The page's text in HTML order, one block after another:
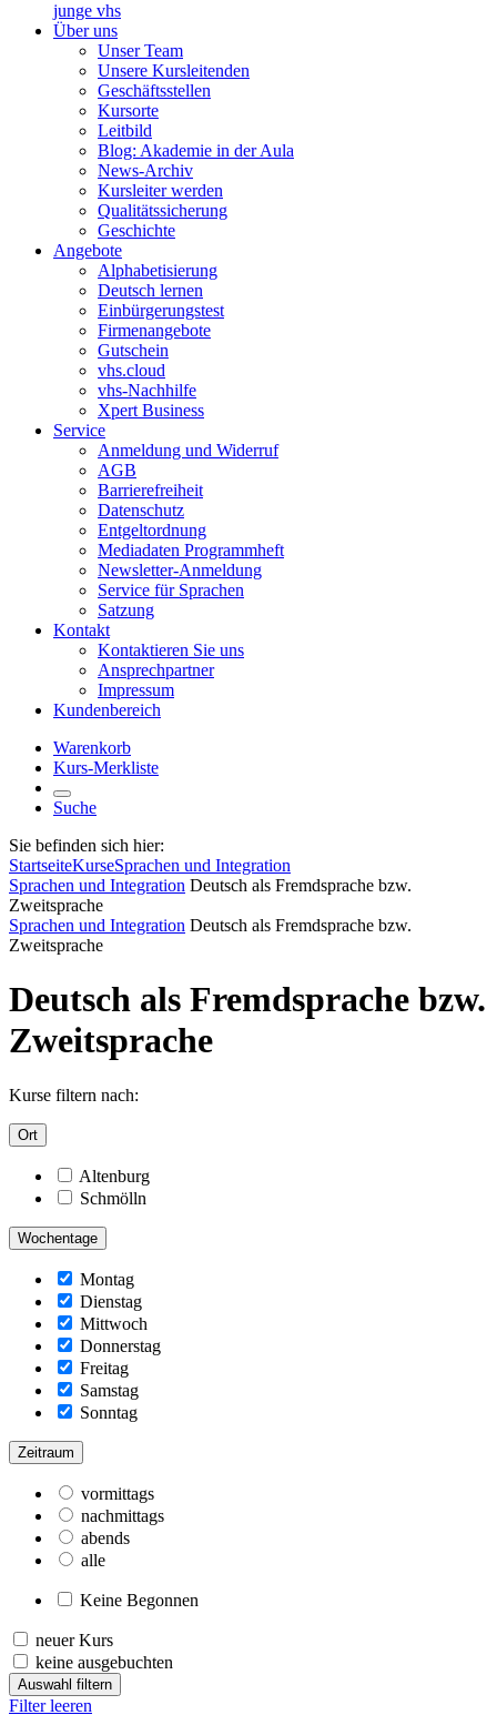
junge vhs
Über uns
Unser Team
Unsere Kursleitenden
Geschäftsstellen
Kursorte
Leitbild
Blog: Akademie in der Aula
News-Archiv
Kursleiter werden
Qualitätssicherung
Geschichte
Angebote
Alphabetisierung
Deutsch lernen
Einbürgerungstest
Firmenangebote
Gutschein
vhs.cloud
vhs-Nachhilfe
Xpert Business
Service
Anmeldung und Widerruf
AGB
Barrierefreiheit
Datenschutz
Entgeltordnung
Mediadaten Programmheft
Newsletter-Anmeldung
Service für Sprachen
Satzung
Kontakt
Kontaktieren Sie uns
Ansprechpartner
Impressum
Kundenbereich
Warenkorb
Kurs-Merkliste
Suche
Sie befinden sich hier:
StartseiteKurseSprachen und Integration
Sprachen und Integration Deutsch als Fremdsprache bzw.
Zweitsprache
Sprachen und Integration Deutsch als Fremdsprache bzw.
Zweitsprache
Deutsch als Fremdsprache bzw.
Zweitsprache
Kurse filtern nach:
Ort
Altenburg
Schmölln
Wochentage
Montag
Dienstag
Mittwoch
Donnerstag
Freitag
Samstag
Sonntag
Zeitraum
vormittags
nachmittags
abends
alle
Keine Begonnen
neuer Kurs
keine ausgebuchten
Auswahl filtern
Filter leeren